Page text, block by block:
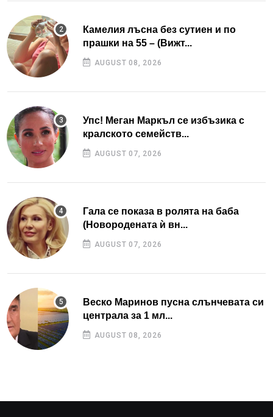
Камелия лъсна без сутиен и по
прашки на 55 – (Вижт...
AUGUST 08, 2026
Упс! Меган Маркъл се избъзика с
кралското семейств...
AUGUST 07, 2026
Гала се показа в ролята на баба
(Новородената ѝ вн...
AUGUST 07, 2026
Веско Маринов пусна слънчевата си
централа за 1 мл...
AUGUST 08, 2026